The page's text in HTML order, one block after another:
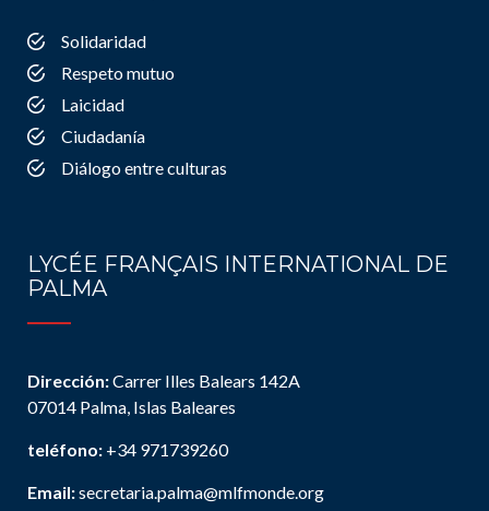
Solidaridad
Respeto mutuo
Laicidad
Ciudadanía
Diálogo entre culturas
LYCÉE FRANÇAIS INTERNATIONAL DE
PALMA
Dirección:Carrer Illes Balears 142A
07014 Palma, Islas Baleares
teléfono: +34 971739260
Email:secretaria.palma@mlfmonde.org